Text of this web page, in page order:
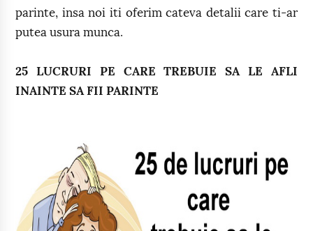
parinte, insa noi iti oferim cateva detalii care ti-ar
putea usura munca.
25 LUCRURI PE CARE TREBUIE SA LE AFLI
INAINTE SA FII PARINTE